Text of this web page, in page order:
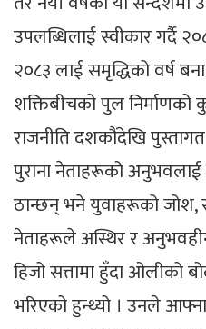
उपलब्धिलाई स्वीकार गर्दै
२०८३ लाई समृद्धिको वर्ष
शक्तिबीचको पुल
राजनीति दशकौंदेखि
पुराना नेताहरूको अनुभवलाई
ठान्छन् भने युवाहरूको जोश,
नेताहरूले अस्थिर र
हिजो सत्तामा हुँदा ओलीको
भरिएको हुन्थ्यो । उनले